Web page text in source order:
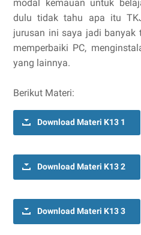
modal kemauan untuk
dulu tidak tahu apa itu
jurusan ini saya jadi banyak
memperbaiki PC,
yang lainnya.
Berikut Materi:
Download Materi K13 1
Download Materi K13 2
Download Materi K13 3